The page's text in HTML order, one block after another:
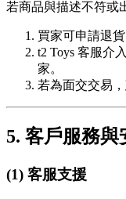
若商品與描述不符或
買家可申請退
t2 Toys 客服介
家。
若為面交交易
5. 客戶服務與
(1) 客服支援